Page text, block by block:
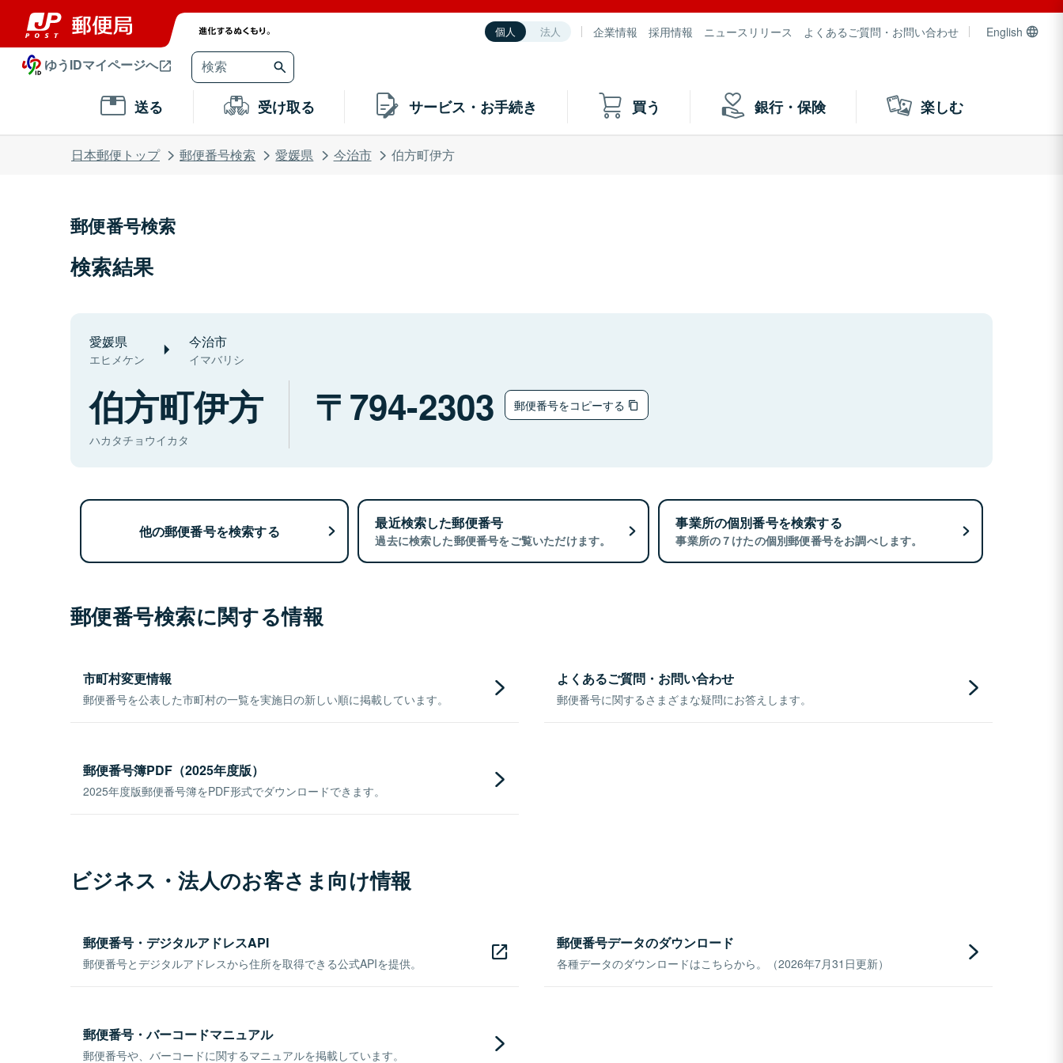
個人 法人 企業情報 採用情報 ニュースリリース よくあるご質問・お問い合わせ English
ゆうIDマイページへ
送る 受け取る サービス・お手続き 買う 銀行・保険 楽しむ
日本郵便トップ 郵便番号検索 愛媛県 今治市 伯方町伊方
郵便番号検索
検索結果
愛媛県
エヒメケン
今治市
イマバリシ
伯方町伊方
ハカタチョウイカタ
794-2303 郵便番号をコピーする
他の郵便番号を検索する 最近検索した郵便番号
過去に検索した郵便番号をご覧いただけます。
事業所の個別番号を検索する
事業所の７けたの個別郵便番号をお調べします。
郵便番号検索に関する情報
市町村変更情報
郵便番号を公表した市町村の一覧を実施日の新しい順に掲載しています。
よくあるご質問・お問い合わせ
郵便番号に関するさまざまな疑問にお答えします。
郵便番号簿PDF（2025年度版）
2025年度版郵便番号簿をPDF形式でダウンロードできます。
ビジネス・法人のお客さま向け情報
郵便番号・デジタルアドレスAPI
郵便番号とデジタルアドレスから住所を取得できる公式APIを提供。
郵便番号データのダウンロード
各種データのダウンロードはこちらから。（2026年7月31日更新）
郵便番号・バーコードマニュアル
郵便番号や、バーコードに関するマニュアルを掲載しています。